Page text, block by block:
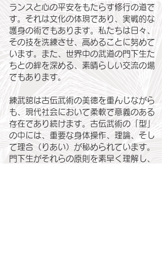
ランスと心の平安をもたらす修行の道で
す。それは文化の体現であり、実戦的な
護身の術でもあります。私たちは日々、
その技を洗練させ、高めることに努めて
います。また、世界中の武道の門下生た
ちとの絆を深める、素晴らしい交流の場
でもあります。
練武舘は古伝武術の美徳を重んじながら
も、現代社会において柔軟で意義のある
存在であり続けます。古伝武術の「型」
の中には、重要な身体操作、理論、そし
て理合（りあい）が秘められています。
門下生がそれらの原則を素早く理解し、